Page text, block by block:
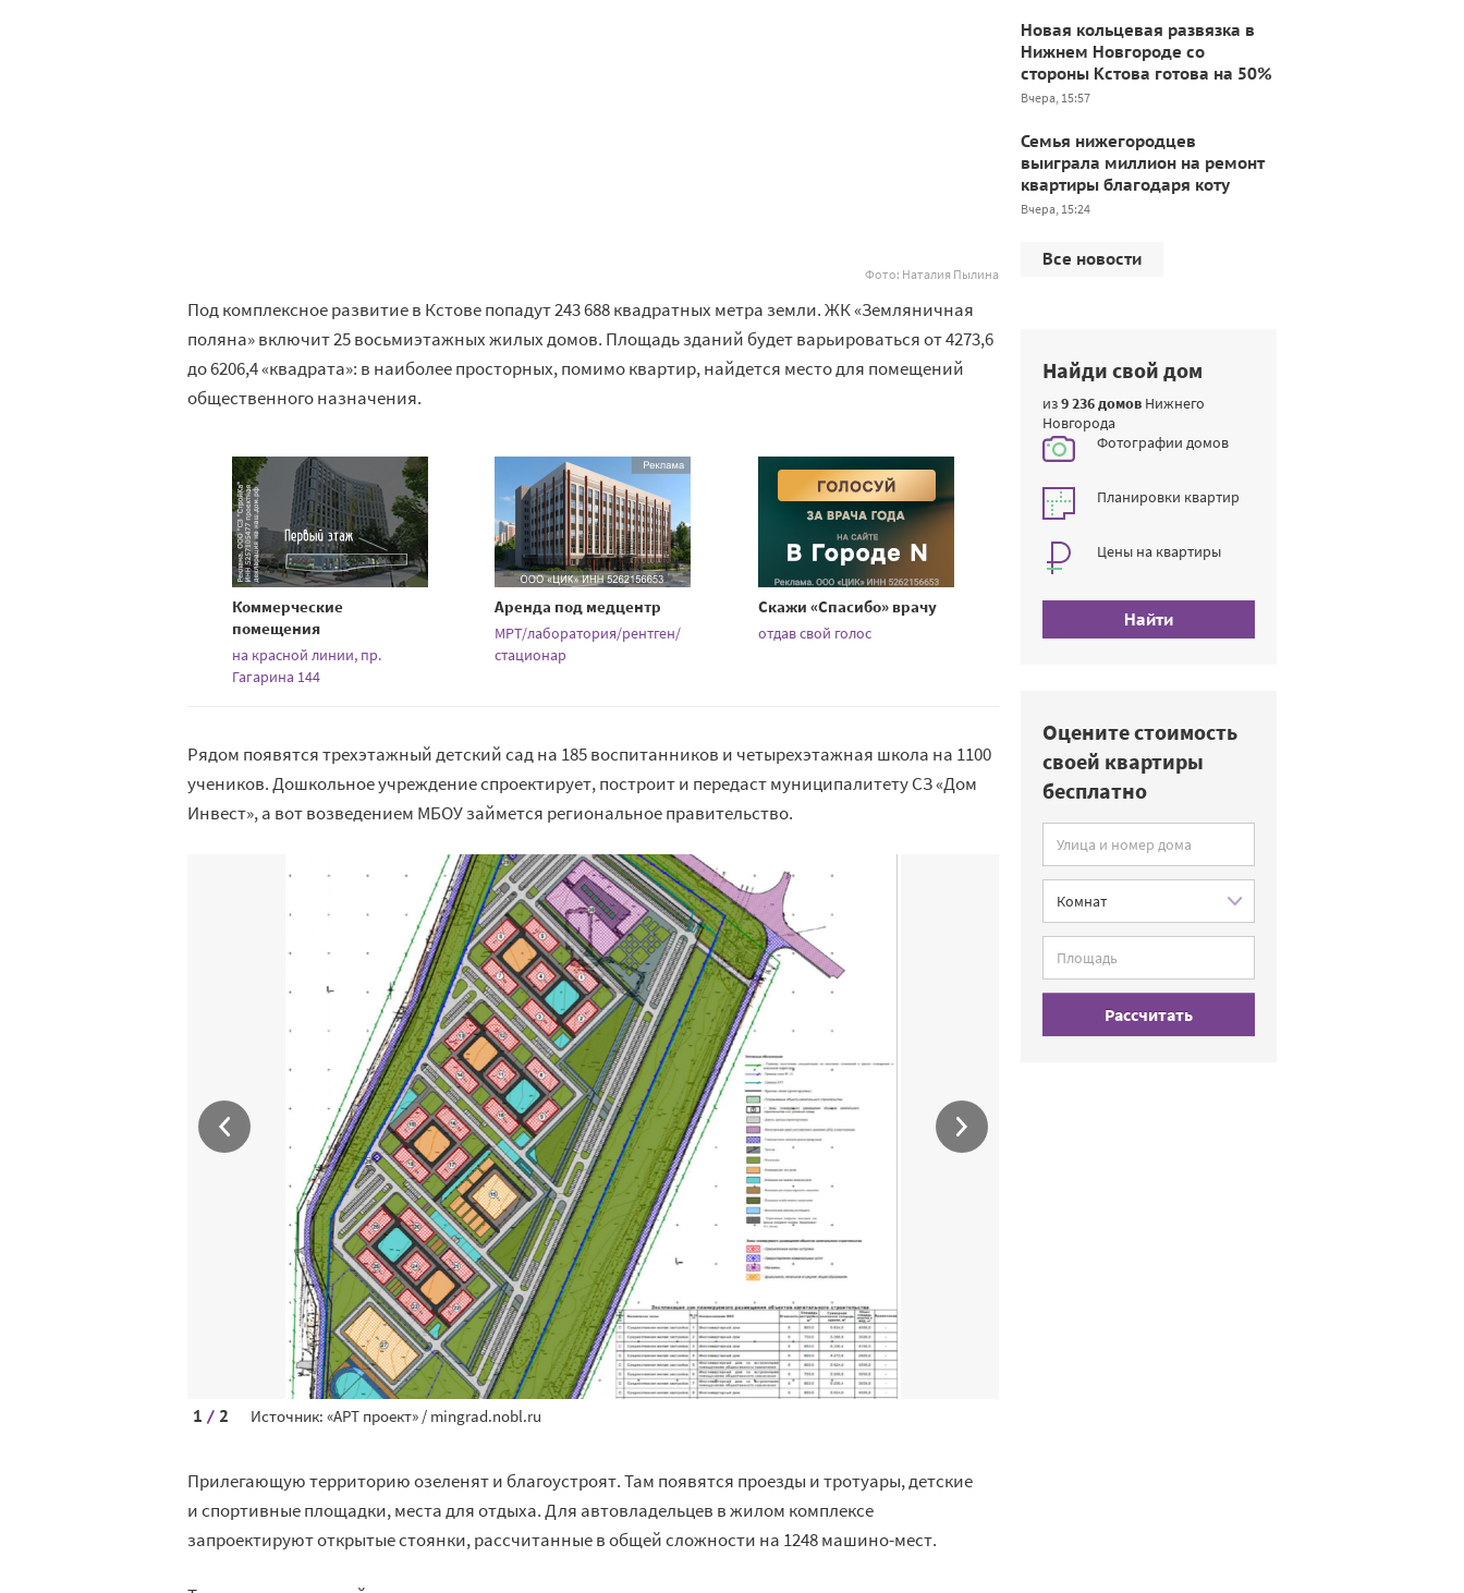
Фото: Наталия Пылина
Под комплексное развитие в Кстове попадут 243 688 квадратных метра земли. ЖК «Земляничная
поляна» включит 25 восьмиэтажных жилых домов. Площадь зданий будет варьироваться от 4273,6
до 6206,4 «квадрата»: в наиболее просторных, помимо квартир, найдется место для помещений
общественного назначения.
Коммерческие
помещения
на красной линии, пр.
Гагарина 144
Аренда под медцентр
МРТ/лаборатория/рентген/
стационар
Скажи «Спасибо» врачу
отдав свой голос
Рядом появятся трехэтажный детский сад на 185 воспитанников и четырехэтажная школа на 1100
учеников. Дошкольное учреждение спроектирует, построит и передаст муниципалитету СЗ «Дом
Инвест», а вот возведением МБОУ займется региональное правительство.
1 / 2 Источник: «АРТ проект» / mingrad.nobl.ru
Прилегающую территорию озеленят и благоустроят. Там появятся проезды и тротуары, детские
и спортивные площадки, места для отдыха. Для автовладельцев в жилом комплексе
запроектируют открытые стоянки, рассчитанные в общей сложности на 1248 машино-мест.
Новая кольцевая развязка в
Нижнем Новгороде со
стороны Кстова готова на 50%
Вчера, 15:57
Семья нижегородцев
выиграла миллион на ремонт
квартиры благодаря коту
Вчера, 15:24
Все новости
Найди свой дом
из9 236 домов Нижнего
Новгорода
Фотографии домов
Планировки квартир
Цены на квартиры
Найти
Оцените стоимость
своей квартиры
бесплатно
Рассчитать